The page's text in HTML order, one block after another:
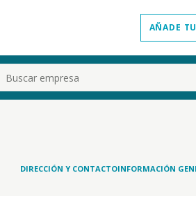
AÑADE
Buscar
DIRECCIÓN Y CONTACTOINFORMACIÓN